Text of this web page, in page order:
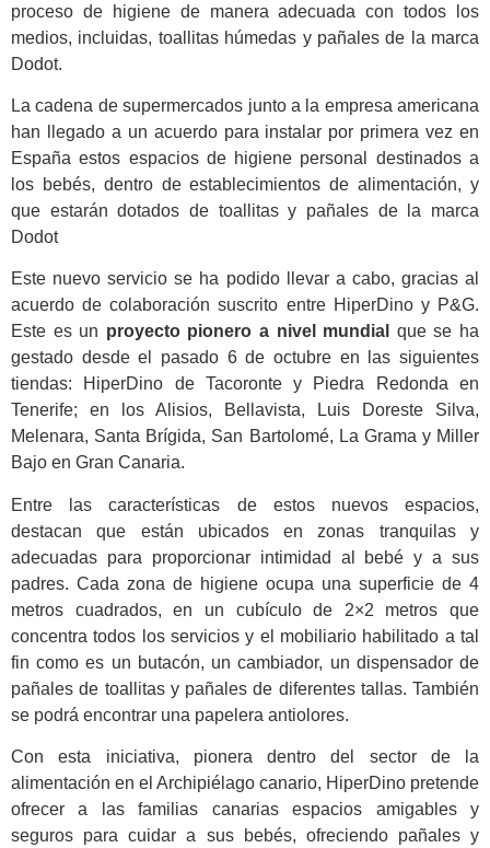
proceso de higiene de manera adecuada con todos los
medios, incluidas, toallitas húmedas y pañales de la marca
Dodot.
La cadena de supermercados junto a la empresa americana
han llegado a un acuerdo para instalar por primera vez en
España estos espacios de higiene personal destinados a
los bebés, dentro de establecimientos de alimentación, y
que estarán dotados de toallitas y pañales de la marca
Dodot
Este nuevo servicio se ha podido llevar a cabo, gracias al
acuerdo de colaboración suscrito entre HiperDino y P&G.
Este es un proyecto pionero a nivel mundial
que se ha
gestado desde el pasado 6 de octubre en las siguientes
tiendas: HiperDino de Tacoronte y Piedra Redonda en
Tenerife; en los Alisios, Bellavista, Luis Doreste Silva,
Melenara, Santa Brígida, San Bartolomé, La Grama y Miller
Bajo en Gran Canaria.
Entre las características de estos nuevos espacios,
destacan que están ubicados en zonas tranquilas y
adecuadas para proporcionar intimidad al bebé y a sus
padres. Cada zona de higiene ocupa una superficie de 4
metros cuadrados, en un cubículo de 2×2 metros que
concentra todos los servicios y el mobiliario habilitado a tal
fin como es un butacón, un cambiador, un dispensador de
pañales de toallitas y pañales de diferentes tallas. También
se podrá encontrar una papelera antiolores.
Con esta iniciativa, pionera dentro del sector de la
alimentación en el Archipiélago canario, HiperDino pretende
ofrecer a las familias canarias espacios amigables y
seguros para cuidar a sus bebés, ofreciendo pañales y